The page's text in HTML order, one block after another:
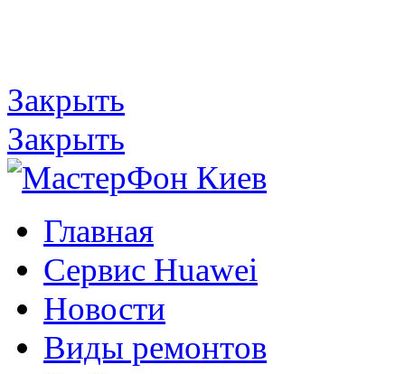
Закрыть
Закрыть
Главная
Сервис Huawei
Новости
Виды ремонтов